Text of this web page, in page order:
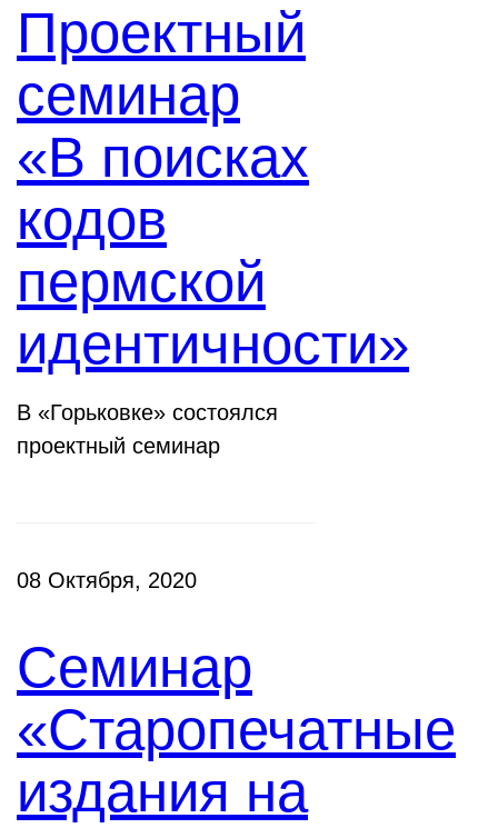
Проектный
семинар
«В поисках
кодов
пермской
идентичности»
В «Горьковке» состоялся
проектный семинар
08 Октября, 2020
Семинар
«Старопечатные
издания на